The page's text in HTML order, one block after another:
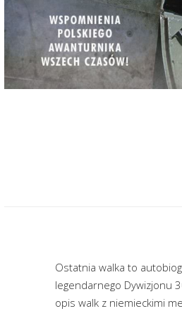
Ostatnia walka to
legendarnego Dywizjonu
opis walk z niemieckimi